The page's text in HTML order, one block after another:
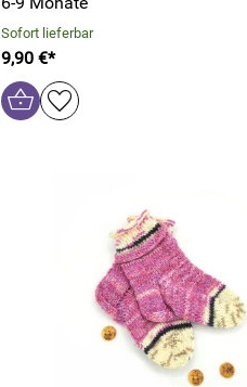
Sofort lieferbar
9,90 €*